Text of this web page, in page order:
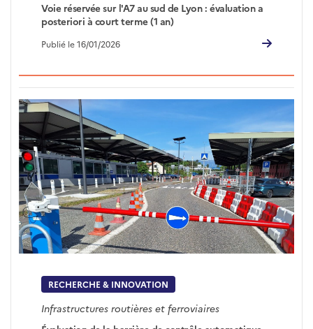
Voie réservée sur l'A7 au sud de Lyon : évaluation a
posteriori à court terme (1 an)
Publié le 16/01/2026
RECHERCHE & INNOVATION
Infrastructures routières et ferroviaires